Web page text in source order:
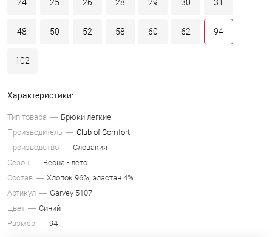
24 25 26 28 29 30 31
48 50 52 58 60 62 94
102
Характеристики:
Тип товара
Брюки легкие
Производитель
Club of Comfort
Производство
Словакия
Сезон
Весна - лето
Состав
Хлопок 96%, эластан 4%
Артикул
Garvey 5107
Цвет
Синий
Размер
94